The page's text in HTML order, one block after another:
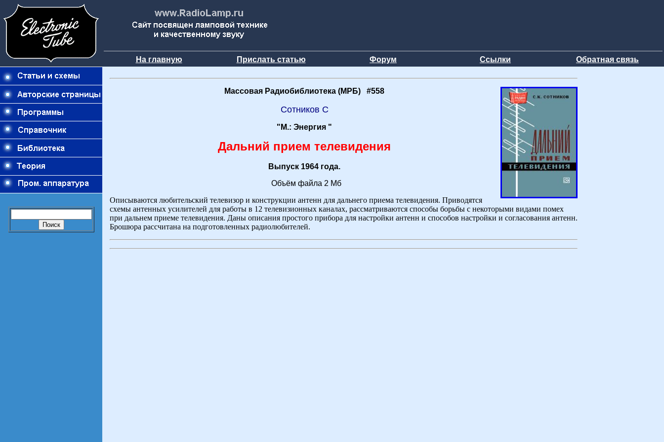
На главную Прислать статью Форум Ссылки Обратная связь
Массовая Радиобиблиотека (МРБ) #558
Сотников С
"М.: Энергия "
Дальний прием телевидения
Выпуск 1964 года.
Объём файла 2 Мб
Описываются любительский телевизор и конструкции антенн для дальнего приема телевидения. Приводятся
схемы антенных усилителей для работы в 12 телевизионных каналах, рассматриваются способы борьбы с некоторыми видами помех
при дальнем приеме телевидения. Даны описания простого прибора для настройки антенн и способов настройки и согласования антенн.
Брошюра рассчитана на подготовленных радиолюбителей.